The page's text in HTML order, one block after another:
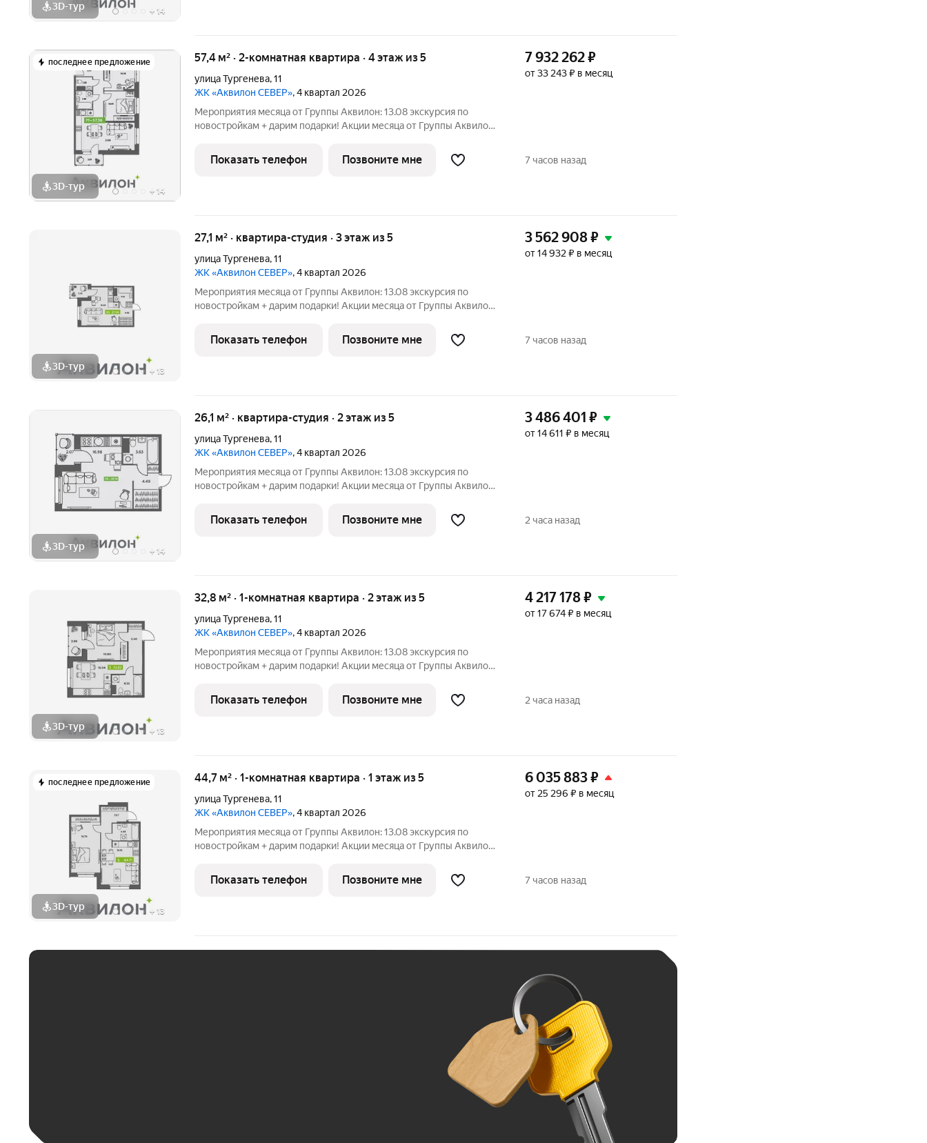
3D-тур + 14
последнее предложение
3D-тур + 14
57,4 м² · 2-комнатная квартира · 4 этаж из 5
улица Тургенева,11
ЖК «Аквилон СЕВЕР», 4 квартал 2026
Мероприятия месяца от Группы Аквилон: 13.08 экскурсия по
новостройкам + дарим подарки! Акции месяца от Группы Аквилон:
августе! СКИДКИ до 1,8 млн ! Комфортные программы рассрочки
от Застройщика!
7 932 262₽
от 33 243 ₽ в месяц
Показать телефон Позвоните мне 7 часов назад
3D-тур + 13
27,1 м² · квартира-студия · 3 этаж из 5
улица Тургенева,11
ЖК «Аквилон СЕВЕР», 4 квартал 2026
Мероприятия месяца от Группы Аквилон: 13.08 экскурсия по
новостройкам + дарим подарки! Акции месяца от Группы Аквилон:
августе! СКИДКИ до 1,8 млн ! Комфортные программы рассрочки
от Застройщика!
3 562 908₽
от 14 932 ₽ в месяц
Показать телефон Позвоните мне 7 часов назад
3D-тур + 14
26,1 м² · квартира-студия · 2 этаж из 5
улица Тургенева,11
ЖК «Аквилон СЕВЕР», 4 квартал 2026
Мероприятия месяца от Группы Аквилон: 13.08 экскурсия по
новостройкам + дарим подарки! Акции месяца от Группы Аквилон:
августе! СКИДКИ до 1,8 млн ! Комфортные программы рассрочки
от Застройщика!
3 486 401 ₽
от 14 611 ₽ в месяц
Показать телефон Позвоните мне 2 часа назад
3D-тур + 13
32,8 м² · 1-комнатная квартира · 2 этаж из 5
улица Тургенева,11
ЖК «Аквилон СЕВЕР», 4 квартал 2026
Мероприятия месяца от Группы Аквилон: 13.08 экскурсия по
новостройкам + дарим подарки! Акции месяца от Группы Аквилон:
августе! СКИДКИ до 1,8 млн ! Комфортные программы рассрочки
от Застройщика!
4 217 178₽
от 17 674 ₽ в месяц
Показать телефон Позвоните мне 2 часа назад
последнее предложение
3D-тур + 13
44,7 м² · 1-комнатная квартира · 1 этаж из 5
улица Тургенева,11
ЖК «Аквилон СЕВЕР», 4 квартал 2026
Мероприятия месяца от Группы Аквилон: 13.08 экскурсия по
новостройкам + дарим подарки! Акции месяца от Группы Аквилон:
августе! СКИДКИ до 1,8 млн ! Комфортные программы рассрочки
от Застройщика!
6 035 883₽
от 25 296 ₽ в месяц
Показать телефон Позвоните мне 7 часов назад